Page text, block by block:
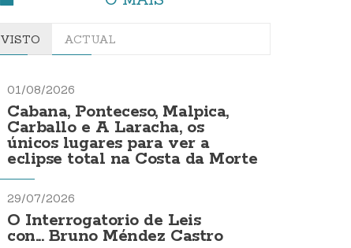
VISTO ACTUAL
01/08/2026
Cabana, Ponteceso, Malpica,
Carballo e A Laracha, os
únicos lugares para ver a
eclipse total na Costa da Morte
29/07/2026
O Interrogatorio de Leis
con... Bruno Méndez Castro